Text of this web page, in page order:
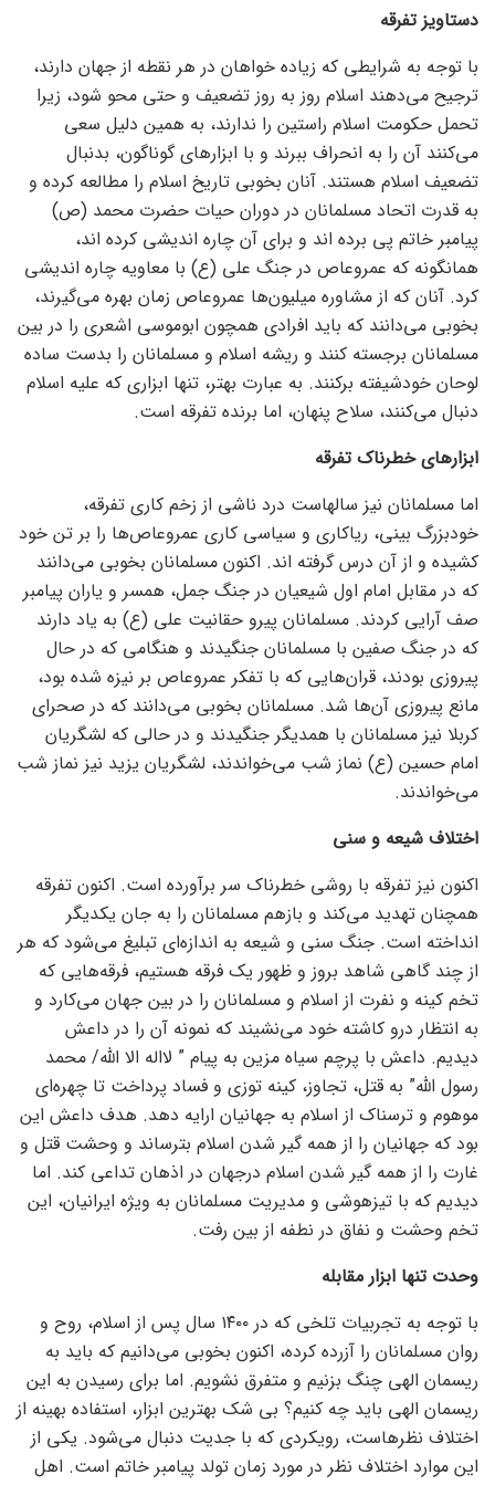
دستاویز تفرقه
با توجه به شرایطی که زیاده خواهان در هر نقطه از جهان دارند،
ترجیح می‌دهند اسلام روز به روز تضعیف و حتی محو شود، زیرا
تحمل حکومت اسلام راستین را ندارند، به همین دلیل سعی
می‌کنند آن را به انحراف ببرند و با ابزار‌های گوناگون، بدنبال
تضعیف اسلام هستند. آنان بخوبی تاریخ اسلام را مطالعه کرده و
به قدرت اتحاد مسلمانان در دوران حیات حضرت محمد (ص)
پیامبر خاتم پی برده اند و برای آن چاره اندیشی کرده اند،
همانگونه که عمروعاص در جنگ علی (ع) با معاویه چاره اندیشی
کرد. آنان که از مشاوره میلیون‌ها عمروعاص زمان بهره می‌گیرند،
بخوبی می‌دانند که باید افرادی همچون ابوموسی اشعری را در بین
مسلمانان برجسته کنند و ریشه اسلام و مسلمانان را بدست ساده
لوحان خودشیفته برکنند. به عبارت بهتر، تنها ابزاری که علیه اسلام
دنبال می‌کنند، سلاح پنهان، اما برنده تفرقه است.
ابزار‌های خطرناک تفرقه
اما مسلمانان نیز سالهاست درد ناشی از زخم کاری تفرقه،
خودبزرگ بینی، ریاکاری و سیاسی کاری عمروعاص‌ها را بر تن خود
کشیده و از آن درس گرفته اند. اکنون مسلمانان بخوبی می‌دانند
که در مقابل امام اول شیعیان در جنگ جمل، همسر و یاران پیامبر
صف آرایی کردند. مسلمانان پیرو حقانیت علی (ع) به یاد دارند
که در جنگ صفین با مسلمانان جنگیدند و هنگامی که در حال
پیروزی بودند، قران‌هایی که با تفکر عمروعاص بر نیزه شده بود،
مانع پیروزی آن‌ها شد. مسلمانان بخوبی می‌دانند که در صحرای
کربلا نیز مسلمانان با همدیگر جنگیدند و در حالی که لشگریان
امام حسین (ع) نماز شب می‌خواندند، لشگریان یزید نیز نماز شب
می‌خواندند.
اختلاف شیعه و سنی
اکنون نیز تفرقه با روشی خطرناک سر برآورده است. اکنون تفرقه
همچنان تهدید می‌کند و بازهم مسلمانان را به جان یکدیگر
انداخته است. جنگ سنی و شیعه به اندازه‌ای تبلیغ می‌شود که هر
از چند گاهی شاهد بروز و ظهور یک فرقه هستیم، فرقه‌هایی که
تخم کینه و نفرت از اسلام و مسلمانان را در بین جهان می‌کارد و
به انتظار درو کاشته خود می‌نشیند که نمونه آن را در داعش
دیدیم. داعش با پرچم سیاه مزین به پیام ” لااله الا الله/ محمد
رسول الله” به قتل، تجاوز، کینه توزی و فساد پرداخت تا چهره‌ای
موهوم و ترسناک از اسلام به جهانیان ارایه دهد. هدف داعش این
بود که جهانیان را از همه گیر شدن اسلام بترساند و وحشت قتل و
غارت را از همه گیر شدن اسلام درجهان در اذهان تداعی کند. اما
دیدیم که با تیزهوشی و مدیریت مسلمانان به ویژه ایرانیان، این
تخم وحشت و نفاق در نطفه از بین رفت.
وحدت تنها ابزار مقابله
با توجه به تجربیات تلخی که در ۱۴۰۰ سال پس از اسلام، روح و
روان مسلمانان را آزرده کرده، اکنون بخوبی می‌دانیم که باید به
ریسمان الهی چنگ بزنیم و متفرق نشویم. اما برای رسیدن به این
ریسمان الهی باید چه کنیم؟ بی شک بهترین ابزار، استفاده بهینه از
اختلاف نظرهاست، رویکردی که با جدیت دنبال می‌شود. یکی از
این موارد اختلاف نظر در مورد زمان تولد پیامبر خاتم است. اهل